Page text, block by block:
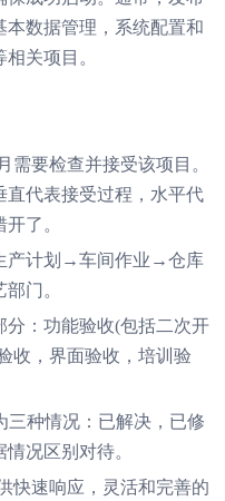
数据管理，系统配置和
关项目。
要检查并接受该项目。
直代表接受过程，水平代
了。
计划→车间作业→仓库
门。
：功能验收(包括二次开
收，界面验收，培训验
种情况：已解决，已修
况区别对待。
速响应，灵活和完善的